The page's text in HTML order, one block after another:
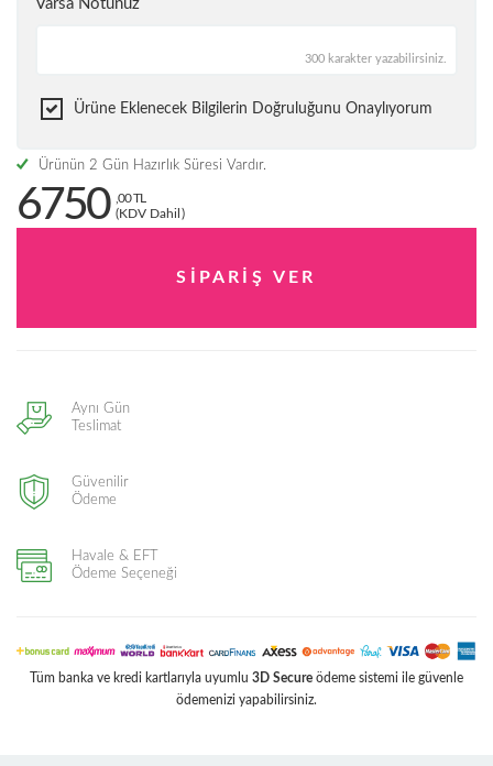
Varsa Notunuz
300 karakter yazabilirsiniz.
Ürüne Eklenecek Bilgilerin Doğruluğunu Onaylıyorum
Ürünün 2 Gün Hazırlık Süresi Vardır.
6750
,00 TL
(KDV Dahil)
Aynı Gün
Teslimat
Güvenilir
Ödeme
Havale & EFT
Ödeme Seçeneği
Tüm banka ve kredi kartlarıyla uyumlu 3D Secure ödeme sistemi ile güvenle
ödemenizi yapabilirsiniz.